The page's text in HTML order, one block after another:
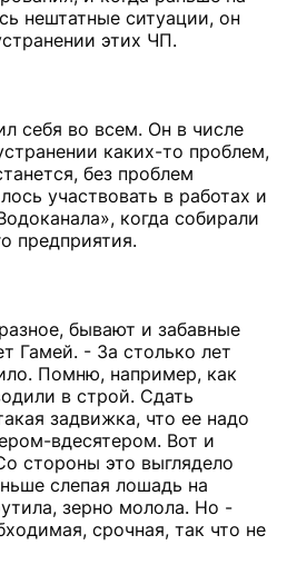
нештатные ситуации, он
этих ЧП.
себя во всем. Он в числе
каких-то проблем,
без проблем
участвовать в работах и
когда собирали
предприятия.
бывают и забавные
Гамей. - За столько лет
Помню, например, как
в строй. Сдать
задвижка, что ее надо
вдесятером. Вот и
стороны это выглядело
слепая лошадь на
зерно молола. Но -
срочная, так что не